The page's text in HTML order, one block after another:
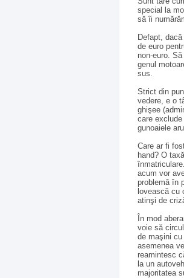
special la
să îi
Defapt,
de euro
non-euro.
genul
sus.
Strict din
vedere, e o
ghişee
care
gunoaiele
Care ar fi
hand? O
acum vor
problemă în
lovească cu
atinşi de
În mod
voie să
de maşini
asemenea
reamintesc
la un
majoritatea